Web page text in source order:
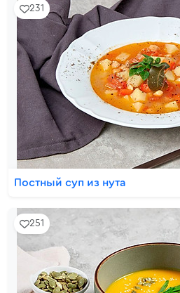
231
Постный суп из нута
251